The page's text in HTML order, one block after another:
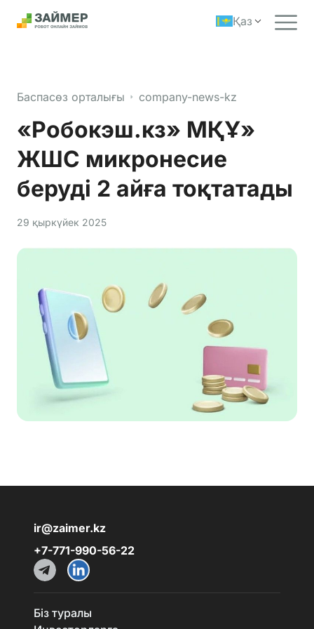
Қаз
Баспасөз орталығы company-news-kz
«Робокэш.кз» МҚҰ»
ЖШС микронесие
беруді 2 айға тоқтатады
29 қыркүйек 2025
ir@zaimer.kz
+7-771-990-56-22
Біз туралы